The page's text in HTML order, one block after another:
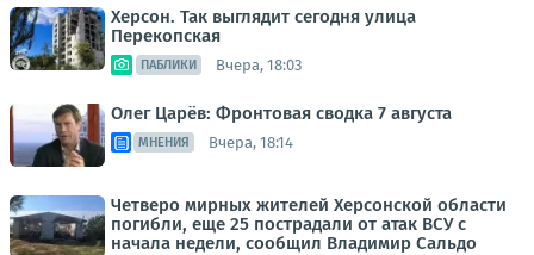
Херсон. Так выглядит сегодня улица
Перекопская
ПАБЛИКИ Вчера, 18:03
Олег Царёв: Фронтовая сводка 7 августа
МНЕНИЯ Вчера, 18:14
Четверо мирных жителей Херсонской области
погибли, еще 25 пострадали от атак ВСУ с
начала недели, сообщил Владимир Сальдо